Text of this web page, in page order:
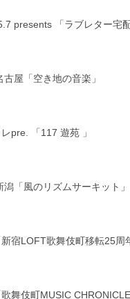
presents ​「ラブレター宅
屋「空き地の音楽」
pre. 「117 遊苑 」
「風のリズムサーキット」
宿LOFT歌舞伎町移転25周
舞伎町MUSIC CHRONICLE